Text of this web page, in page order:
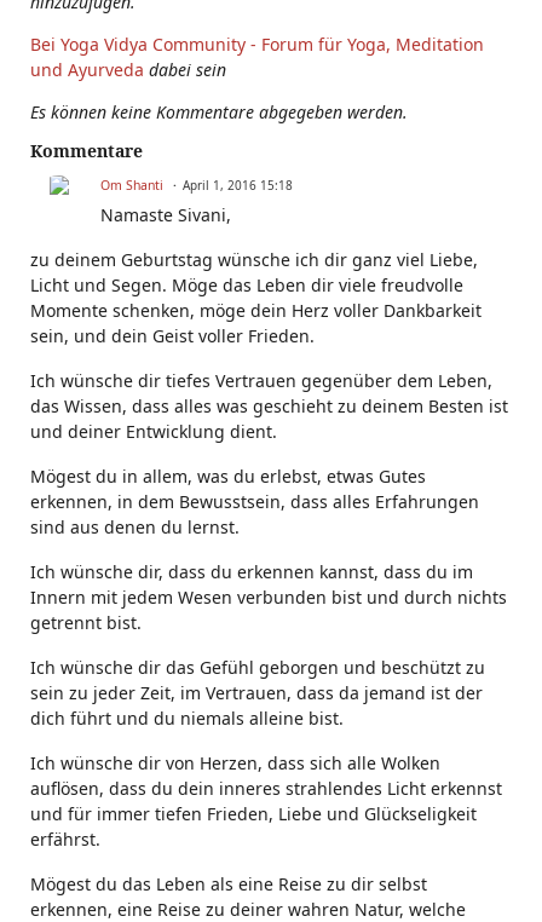
Bei Yoga Vidya Community - Forum für Yoga, Meditation
und Ayurveda dabei sein
Es können keine Kommentare abgegeben werden.
Kommentare
Om Shanti April 1, 2016 15:18
Namaste Sivani,
zu deinem Geburtstag wünsche ich dir ganz viel Liebe,
Licht und Segen. Möge das Leben dir viele freudvolle
Momente schenken, möge dein Herz voller Dankbarkeit
sein, und dein Geist voller Frieden.
Ich wünsche dir tiefes Vertrauen gegenüber dem Leben,
das Wissen, dass alles was geschieht zu deinem Besten ist
und deiner Entwicklung dient.
Mögest du in allem, was du erlebst, etwas Gutes
erkennen, in dem Bewusstsein, dass alles Erfahrungen
sind aus denen du lernst.
Ich wünsche dir, dass du erkennen kannst, dass du im
Innern mit jedem Wesen verbunden bist und durch nichts
getrennt bist.
Ich wünsche dir das Gefühl geborgen und beschützt zu
sein zu jeder Zeit, im Vertrauen, dass da jemand ist der
dich führt und du niemals alleine bist.
Ich wünsche dir von Herzen, dass sich alle Wolken
auflösen, dass du dein inneres strahlendes Licht erkennst
und für immer tiefen Frieden, Liebe und Glückseligkeit
erfährst.
Mögest du das Leben als eine Reise zu dir selbst
erkennen, eine Reise zu deiner wahren Natur, welche